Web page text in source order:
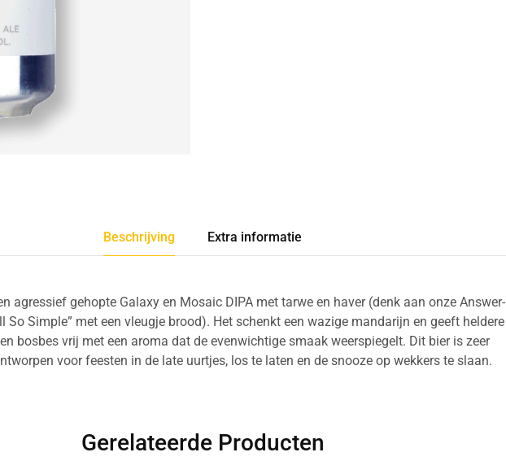
Beschrijving Extra informatie
agressief gehopte Galaxy en Mosaic DIPA met tarwe en haver (denk aan onze Answer-
So Simple” met een vleugje brood). Het schenkt een wazige mandarijn en geeft heldere
bosbes vrij met een aroma dat de evenwichtige smaak weerspiegelt. Dit bier is zeer
voor feesten in de late uurtjes, los te laten en de snooze op wekkers te slaan.
Gerelateerde Producten